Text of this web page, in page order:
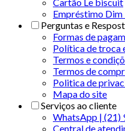
Empréstimo Dim
Perguntas e
Formas de
Política de troca
Termos e
Termos de
Politica de
Mapa do site
Serviços ao cliente
WhatsApp | (21)
Central de